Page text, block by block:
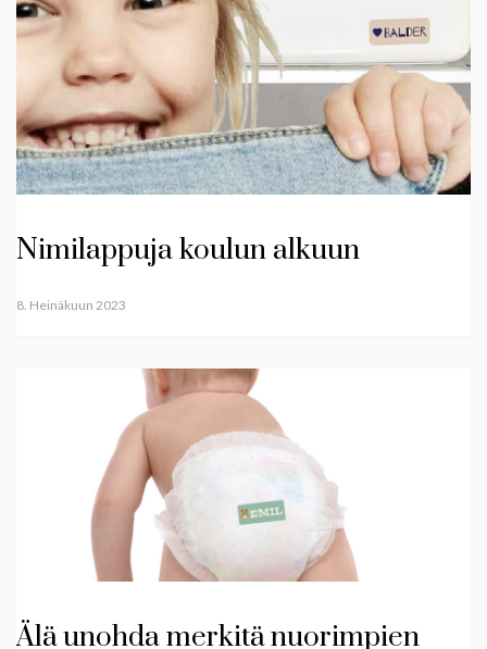
Nimilappuja koulun alkuun
8. Heinäkuun 2023
Älä unohda merkitä nuorimpien